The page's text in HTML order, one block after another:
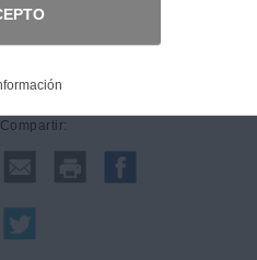
Compartir: